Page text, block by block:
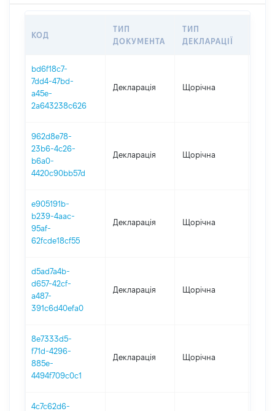
КОД
ТИП
ДОКУМЕНТА
ТИП
ДЕКЛАРАЦІЇ
bd6f18c7-
7dd4-47bd-
a45e-
2a643238c626
Декларація Щорічна
962d8e78-
23b6-4c26-
b6a0-
4420c90bb57d
Декларація Щорічна
e905191b-
b239-4aac-
95af-
62fcde18cf55
Декларація Щорічна
d5ad7a4b-
d657-42cf-
a487-
391c6d40efa0
Декларація Щорічна
8e7333d5-
f71d-4296-
885e-
4494f709c0c1
Декларація Щорічна
4c7c62d6-